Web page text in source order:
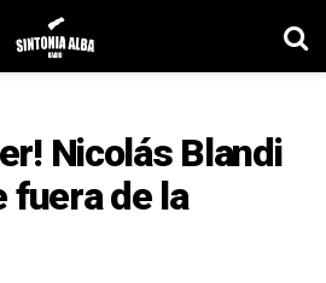
Nicolás Blandi
fuera de la